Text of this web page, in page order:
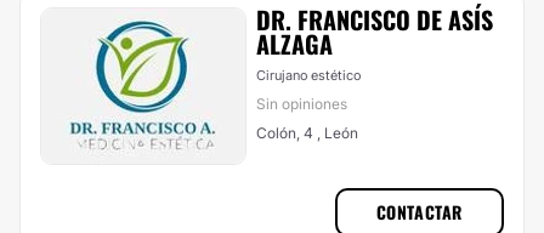
DR. FRANCISCO DE ASÍ­S
ALZAGA
Cirujano estético
Sin opiniones
Colón, 4 , León
CONTACTAR